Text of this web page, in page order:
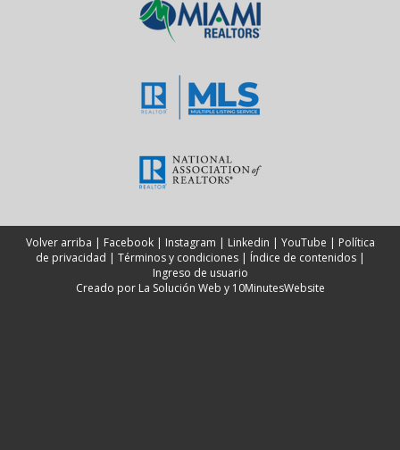
Volver arriba | Facebook| Instagram | Linkedin | YouTube | Política
de privacidad | Términos y condiciones| Índice de contenidos|
Ingreso de usuario
Creado por La Solución Web y 10MinutesWebsite